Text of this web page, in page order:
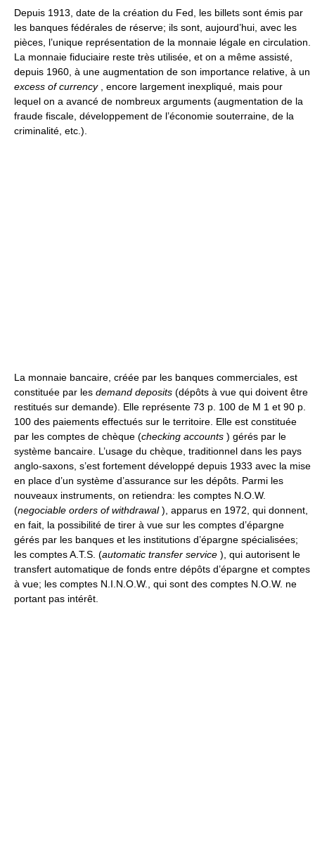
Depuis 1913, date de la création du Fed, les billets sont émis par
les banques fédérales de réserve; ils sont, aujourd’hui, avec les
pièces, l’unique représentation de la monnaie légale en circulation.
La monnaie fiduciaire reste très utilisée, et on a même assisté,
depuis 1960, à une augmentation de son importance relative, à un
excess of currency, encore largement inexpliqué, mais pour
lequel on a avancé de nombreux arguments (augmentation de la
fraude fiscale, développement de l’économie souterraine, de la
criminalité, etc.).
La monnaie bancaire, créée par les banques commerciales, est
constituée par les demand deposits (dépôts à vue qui doivent être
restitués sur demande). Elle représente 73 p. 100 de M 1 et 90 p.
100 des paiements effectués sur le territoire. Elle est constituée
par les comptes de chèque (checking accounts ) gérés par le
système bancaire. L’usage du chèque, traditionnel dans les pays
anglo-saxons, s’est fortement développé depuis 1933 avec la mise
en place d’un système d’assurance sur les dépôts. Parmi les
nouveaux instruments, on retiendra: les comptes N.O.W.
(negociable orders of withdrawal), apparus en 1972, qui donnent,
en fait, la possibilité de tirer à vue sur les comptes d’épargne
gérés par les banques et les institutions d’épargne spécialisées;
les comptes A.T.S. (automatic transfer service ), qui autorisent le
transfert automatique de fonds entre dépôts d’épargne et comptes
à vue; les comptes N.I.N.O.W., qui sont des comptes N.O.W. ne
portant pas intérêt.